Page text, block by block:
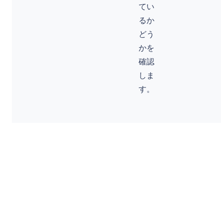
てい
るか
どう
かを
確認
しま
す。